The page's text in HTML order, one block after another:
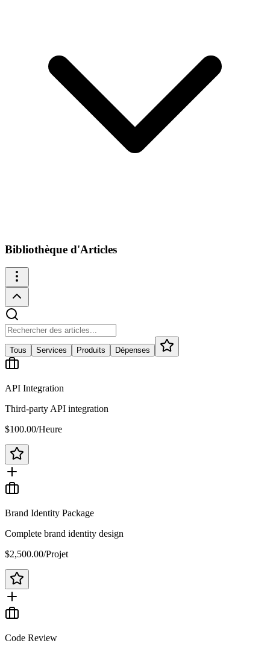
Bibliothèque d'Articles
Tous Services Produits Dépenses
API Integration
Third-party API integration
$100.00/Heure
Brand Identity Package
Complete brand identity design
$2,500.00/Projet
Code Review